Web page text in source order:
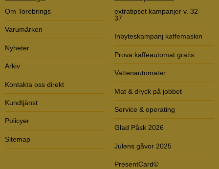
Om Torebrings
Varumärken
Nyheter
Arkiv
Kontakta oss direkt
Kundtjänst
Policyer
Sitemap
extratipset kampanjer v. 32-
37
Inbyteskampanj kaffemaskin
Prova kaffeautomat gratis
Vattenautomater
Mat & dryck på jobbet
Service & operating
Glad Påsk 2026
Julens gåvor 2025
PresentCard©